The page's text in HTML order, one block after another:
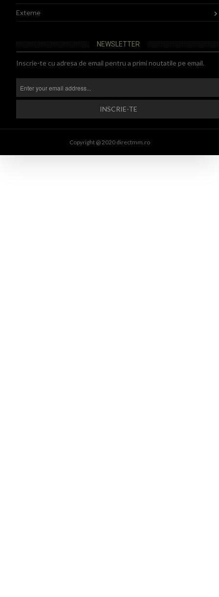
Externe
NEWSLETTER
Inscrie-te cu adresa de email pentru a primi noutatile pe email.
Copyright @ 2020 directmm.ro